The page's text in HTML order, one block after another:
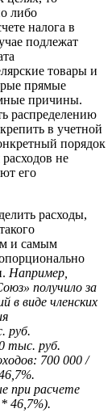
либо
налога в
подлежат
товары и
прямые
причины.
распределению
в учетной
порядок
не
его
расходы,
и самым
Например,
получило за
в виде членских
руб.
тыс. руб.
700 000 /
при расчете
46,7%).